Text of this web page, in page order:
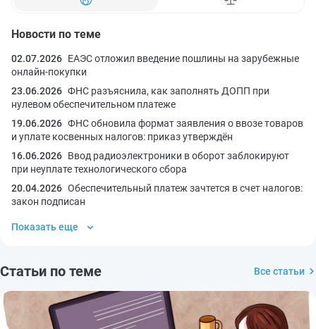
Новости по теме
02.07.2026 ЕАЭС отложил введение пошлины на зарубежные
онлайн-покупки
23.06.2026 ФНС разъяснила, как заполнять ДОПП при
нулевом обеспечительном платеже
19.06.2026 ФНС обновила формат заявления о ввозе товаров
и уплате косвенных налогов: приказ утверждён
16.06.2026 Ввод радиоэлектроники в оборот заблокируют
при неуплате технологического сбора
20.04.2026 Обеспечительный платеж зачтется в счет налогов:
закон подписан
Показать еще
Статьи по теме Все статьи